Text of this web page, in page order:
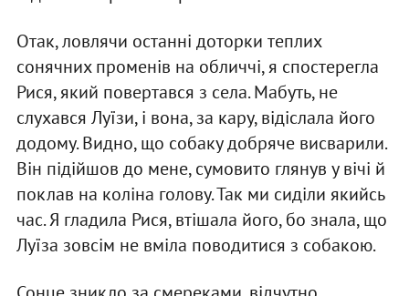
Отак, ловлячи останні доторки теплих
сонячних променів на обличчі, я спостерегла
Рися, який повертався з села. Мабуть, не
слухався Луїзи, і вона, за кару, відіслала його
додому. Видно, що собаку добряче висварили.
Він підійшов до мене, сумовито глянув у вічі й
поклав на коліна голову. Так ми сиділи якийсь
час. Я гладила Рися, втішала його, бо знала, що
Луїза зовсім не вміла поводитися з собакою.